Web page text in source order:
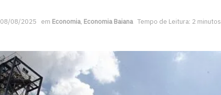
08/08/2025 em Economia, Economia Baiana Tempo de Leitura: 2 minutos